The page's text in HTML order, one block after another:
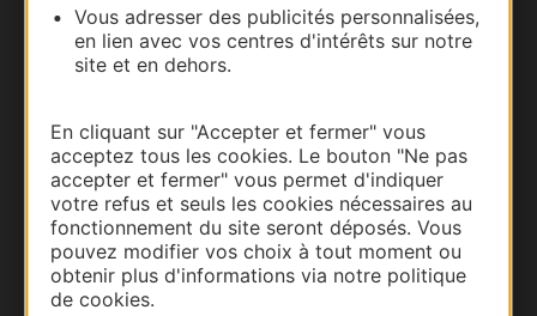
Vous adresser des publicités personnalisées,
en lien avec vos centres d'intérêts sur notre
site et en dehors.
En cliquant sur "Accepter et fermer" vous
acceptez tous les cookies. Le bouton "Ne pas
accepter et fermer" vous permet d'indiquer
votre refus et seuls les cookies nécessaires au
fonctionnement du site seront déposés. Vous
pouvez modifier vos choix à tout moment ou
obtenir plus d'informations via notre politique
de cookies.
Thermalisme
Business/Mice